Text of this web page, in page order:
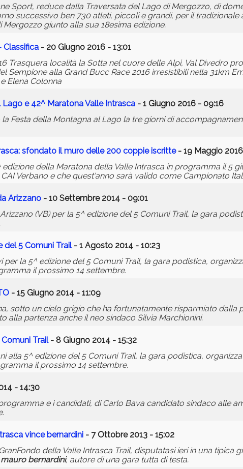
Sport, reduce dalla Traversata del Lago di Mergozzo, di
successivo ben 730 atleti, piccoli e grandi, per il
Mergozzo giunto alla sua 18esima edizione.
Classifica - 20 Giugno 2016 - 13:01
Trasquera località la Sotta nel cuore delle Alpi, Val Divedro
Sempione alla Grand Bucc Race 2016 irresistibili nella 31km
Elena Colonna
e 42^ Maratona Valle Intrasca - 1 Giugno 2016 - 09:16
Festa della Montagna al Lago la tre giorni di
sfondato il muro delle 200 coppie iscritte- 19 Maggio 2016
della Maratona della Valle Intrasca in programma il 5
Verbano e che quest'anno sarà valido come Campionato
Arizzano - 10 Settembre 2014 - 09:01
(VB) per la 5^ edizione del 5 Comuni Trail, la gara
del 5 Comuni Trail- 1 Agosto 2014 - 10:23
la 5^ edizione del 5 Comuni Trail, la gara podistica,
il prossimo 14 settembre.
- 15 Giugno 2014 - 11:09
sotto un cielo grigio che ha fortunatamente risparmiato dalla
alla partenza anche il neo sindaco Silvia Marchionini.
Trail- 8 Giugno 2014 - 15:32
alla 5^ edizione del 5 Comuni Trail, la gara podistica,
il prossimo 14 settembre.
- 14:30
e i candidati, di Carlo Bava candidato sindaco alle
vince bernardini - 7 Ottobre 2013 - 15:02
della Valle Intrasca Trail, disputatasi ieri in una tipica
mauro bernardini, autore di una gara tutta di testa.